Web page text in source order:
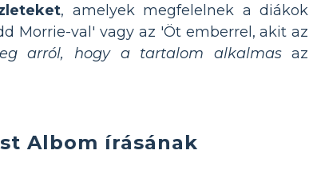
, amelyek megfelelnek a diákok
Morrie-val' vagy az 'Öt emberrel, akit az
arról, hogy a tartalom alkalmasaz
Albom írásának